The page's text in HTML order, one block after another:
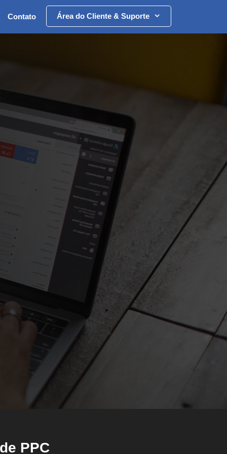
Contato Área do Cliente & Suporte
PPC
Google ADS
SEO (Ranking no Google)
Marketing Digital